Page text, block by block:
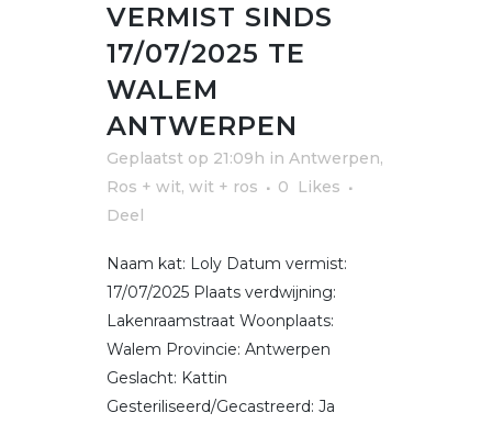
VERMIST SINDS
17/07/2025 TE
WALEM
ANTWERPEN
Geplaatst op 21:09h in Antwerpen,
Ros + wit, wit + ros
0
Likes
Deel
Naam kat: Loly Datum vermist:
17/07/2025 Plaats verdwijning:
Lakenraamstraat Woonplaats:
Walem Provincie: Antwerpen
Geslacht: Kattin
Gesteriliseerd/Gecastreerd: Ja